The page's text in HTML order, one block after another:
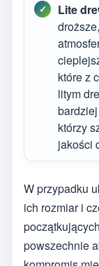
Lite
które z
litym
którzy
jakości
W przypadku
ich rozmiar i
powszechnie